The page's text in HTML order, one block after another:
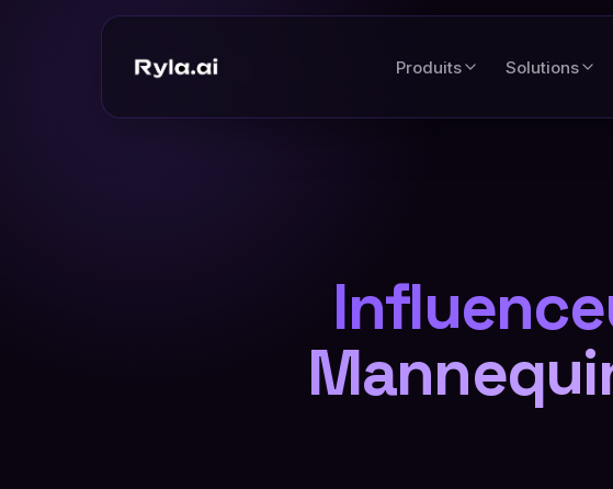
Produits Solutions